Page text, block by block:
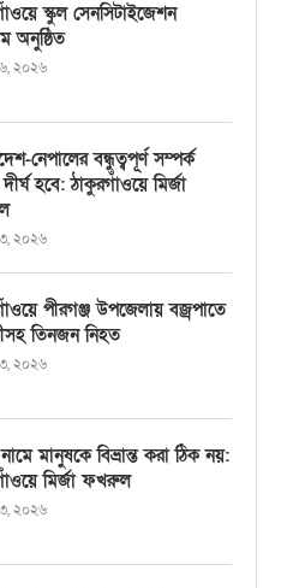
স্কুল সেনসিটাইজেশন
অনুষ্ঠিত
২০২৬
নেপালের বন্ধুত্বপূর্ণ সম্পর্ক
হবে: ঠাকুরগাঁওয়ে মির্জা
২০২৬
পীরগঞ্জ উপজেলায় বজ্রপাতে
তিনজন নিহত
২০২৬
মানুষকে বিভ্রান্ত করা ঠিক নয়:
মির্জা ফখরুল
২০২৬